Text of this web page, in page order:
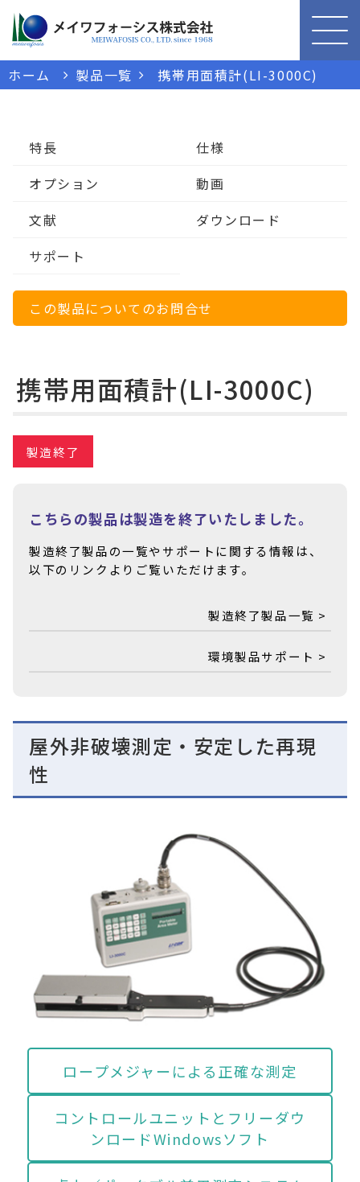
ホーム 製品一覧 携帯用面積計(LI-3000C)
特長
仕様
オプション
動画
文献
ダウンロード
サポート
この製品についてのお問合せ
携帯用面積計(LI-3000C)
製造終了
こちらの製品は製造を終了いたしました。
製造終了製品の一覧やサポートに関する情報は、
以下のリンクよりご覧いただけます。
製造終了製品一覧 >
環境製品サポート >
屋外非破壊測定・安定した再現
性
ロープメジャーによる正確な測定
コントロールユニットとフリーダウ
ンロードWindowsソフト